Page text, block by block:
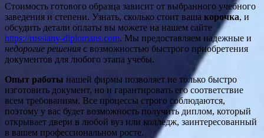
Стоимость готового образца зависит от выбранного учебного
заведения и степени. Узнать, сколько стоит ваша корочка, и
обсудить детали оплаты вы можете на нашем сайте
https://russiany-diplomans.com. Мы предоставляем надежные и
недорогие решения с возможностью быстрого приобретения
документов для любого этапа учебы.
Опыт работы нашей фирмы позволяет не только быстро
изготовить документ, но и гарантировать его соответствие
всем требованиям. Все процессы строго соблюдаются,
поэтому у вас будет возможность получить диплом, который
открывает двери в любой вуз или колледж, заинтересованный
в вашем профессиональном росте.